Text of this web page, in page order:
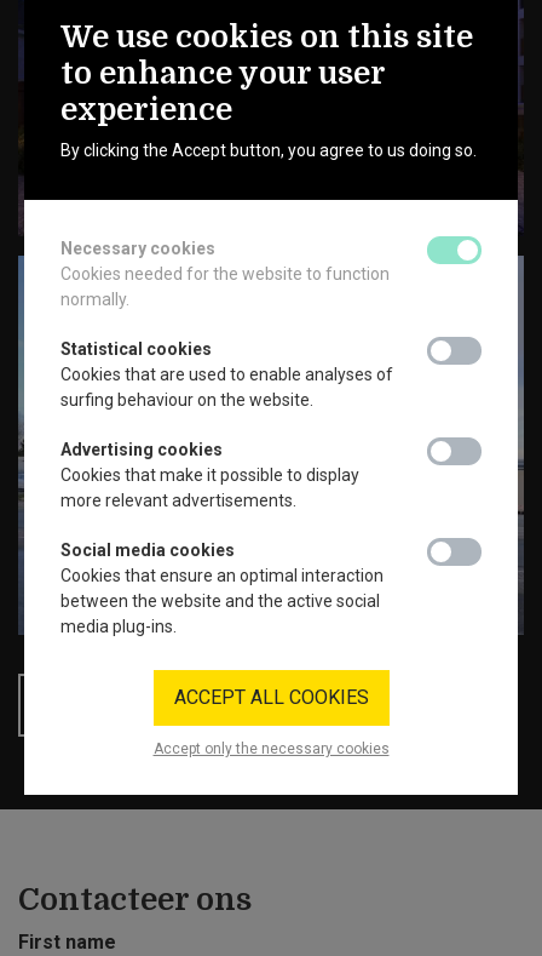
ALLE PROJECTEN
Contacteer ons
First name
We use cookies on this site
to enhance your user
experience
By clicking the Accept button, you agree to us doing so.
Necessary cookies
Cookies needed for the website to function
normally.
Statistical cookies
Cookies that are used to enable analyses of
surfing behaviour on the website.
Advertising cookies
Cookies that make it possible to display
more relevant advertisements.
Social media cookies
Cookies that ensure an optimal interaction
between the website and the active social
media plug-ins.
Accept only the necessary cookies
ACCEPT ALL COOKIES